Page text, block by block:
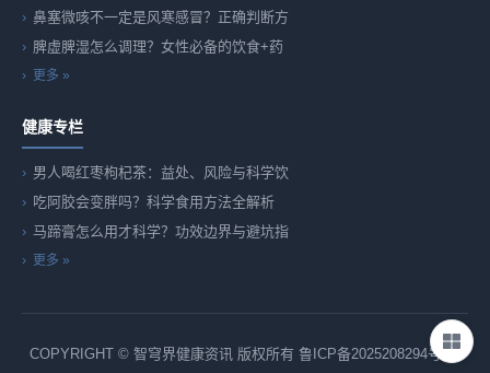
鼻塞微咳不一定是风寒感冒？正确判断方
脾虚脾湿怎么调理？女性必备的饮食+药
更多 »
健康专栏
男人喝红枣枸杞茶：益处、风险与科学饮
吃阿胶会变胖吗？科学食用方法全解析
马蹄膏怎么用才科学？功效边界与避坑指
更多 »
COPYRIGHT © 智穹界健康资讯 版权所有 鲁ICP备2025208294号-82